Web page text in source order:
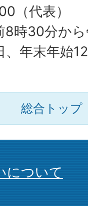
（代表）
8時30分か
、年末年始
総合トップ
について